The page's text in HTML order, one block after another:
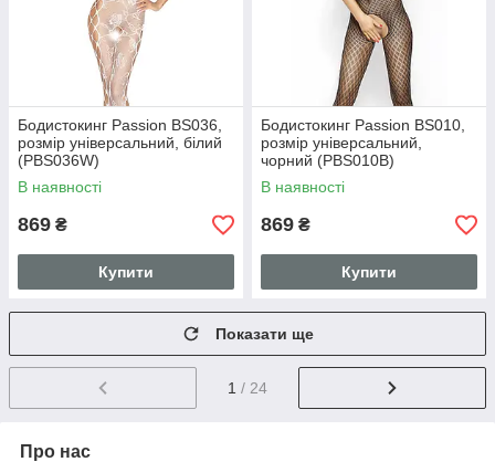
Бодистокинг Passion BS036,
розмір універсальний, білий
(PBS036W)
В наявності
869 ₴
Купити
Бодистокинг Passion BS010,
розмір універсальний,
чорний (PBS010B)
В наявності
869 ₴
Купити
Показати ще
1 / 24
Про нас